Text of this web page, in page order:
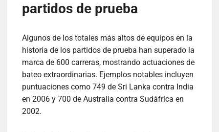
partidos de prueba
Algunos de los totales más altos de equipos en la
historia de los partidos de prueba han superado la
marca de 600 carreras, mostrando actuaciones de
bateo extraordinarias. Ejemplos notables incluyen
puntuaciones como 749 de Sri Lanka contra India
en 2006 y 700 de Australia contra Sudáfrica en
2002.